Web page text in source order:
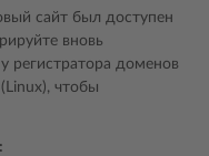
сайт был доступен
вновь
регистратора доменов
(Linux), чтобы